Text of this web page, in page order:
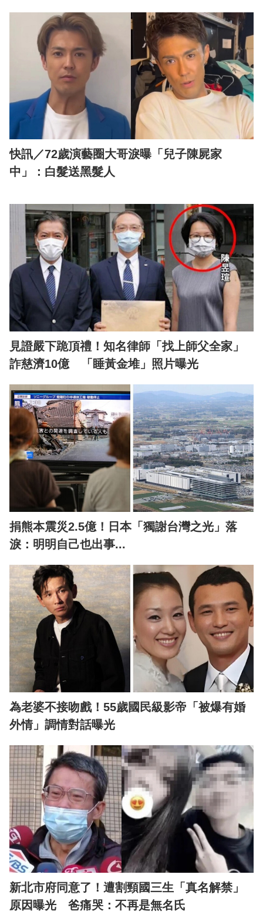
快訊／72歲演藝圈大哥淚曝「兒子陳屍家
中」：白髮送黑髮人
見證嚴下跪頂禮！知名律師「找上師父全家」
詐慈濟10億 「睡黃金堆」照片曝光
捐熊本震災2.5億！日本「獨謝台灣之光」落
淚：明明自己也出事...
為老婆不接吻戲！55歲國民級影帝「被爆有婚
外情」調情對話曝光
新北市府同意了！遭割頸國三生「真名解禁」
原因曝光 爸痛哭：不再是無名氏